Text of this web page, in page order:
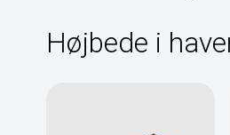
Højbede i